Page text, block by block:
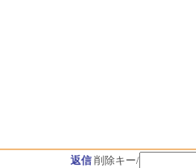
返信 削除キー/